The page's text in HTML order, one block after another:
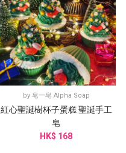
by 皂一皂 Alpha Soap
紅心聖誕樹杯子蛋糕 聖誕手工
皂
HK$ 168